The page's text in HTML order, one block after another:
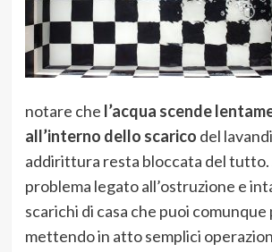
notare che l’acqua scende
all’interno dello scarico del
addirittura resta bloccata del tutto.
problema legato all’ostruzione e
scarichi di casa che puoi
mettendo in atto semplici